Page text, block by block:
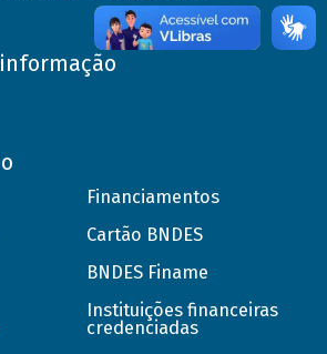
Financiamentos
Cartão BNDES
BNDES Finame
Instituições financeiras
credenciadas